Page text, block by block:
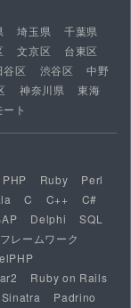
埼玉県
千葉県
文京区
台東区
谷区 渋谷区
中野
神奈川県
東海
ト
PHP Ruby
Perl
C C++
C#
Delphi
SQL
フレームワーク
Ruby on Rails
Sinatra
Padrino